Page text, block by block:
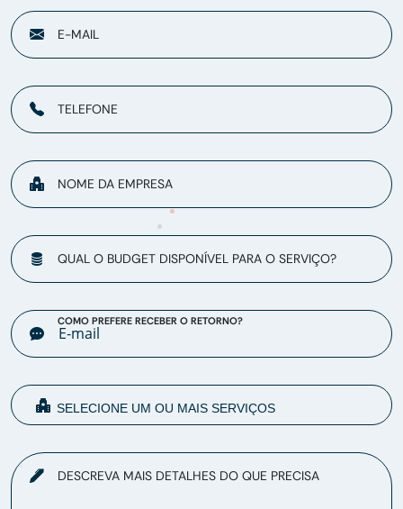
E-MAIL
TELEFONE
NOME DA EMPRESA
QUAL O BUDGET DISPONÍVEL PARA O SERVIÇO?
COMO PREFERE RECEBER O RETORNO?
DESCREVA MAIS DETALHES DO QUE PRECISA